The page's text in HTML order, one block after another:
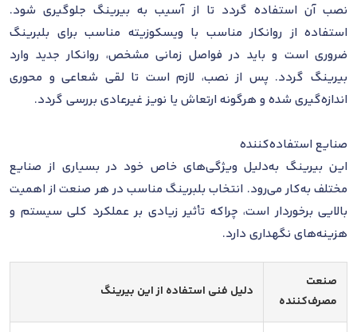
نصب آن استفاده گردد تا از آسیب به بیرینگ جلوگیری شود.
استفاده از روانکار مناسب با ویسکوزیته مناسب برای بلبرینگ
ضروری است و باید در فواصل زمانی مشخص، روانکار جدید وارد
بیرینگ گردد. پس از نصب، لازم است تا لقی شعاعی و محوری
اندازه‌گیری شده و هرگونه ارتعاش یا نویز غیرعادی بررسی گردد.
صنایع استفاده‌کننده
این بیرینگ به‌دلیل ویژگی‌های خاص خود در بسیاری از صنایع
مختلف به‌کار می‌رود. انتخاب بلبرینگ مناسب در هر صنعت از اهمیت
بالایی برخوردار است، چراکه تأثیر زیادی بر عملکرد کلی سیستم و
هزینه‌های نگهداری دارد.
صنعت
مصرف‌کننده
دلیل فنی استفاده از این بیرینگ